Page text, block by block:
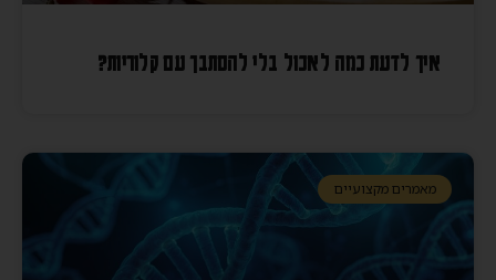
איך לדעת כמה לאכול בלי להסתבך עם קלוריות?
מאמרים מקצועיים